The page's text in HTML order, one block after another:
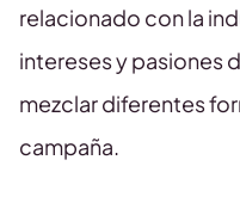
relacionado con la
intereses y pasiones
mezclar diferentes
campaña.